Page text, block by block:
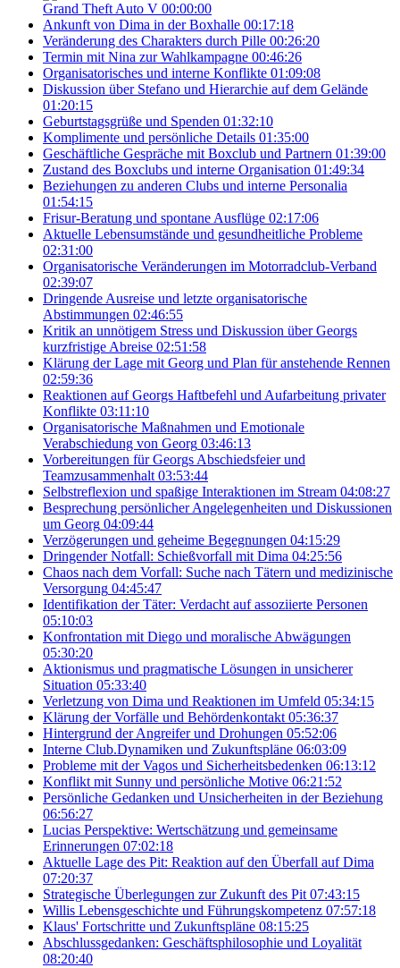
Grand Theft Auto V 00:00:00
Ankunft von Dima in der Boxhalle 00:17:18
Veränderung des Charakters durch Pille 00:26:20
Termin mit Nina zur Wahlkampagne 00:46:26
Organisatorisches und interne Konflikte 01:09:08
Diskussion über Stefano und Hierarchie auf dem Gelände
01:20:15
Geburtstagsgrüße und Spenden 01:32:10
Komplimente und persönliche Details 01:35:00
Geschäftliche Gespräche mit Boxclub und Partnern 01:39:00
Zustand des Boxclubs und interne Organisation 01:49:34
Beziehungen zu anderen Clubs und interne Personalia
01:54:15
Frisur-Beratung und spontane Ausflüge 02:17:06
Aktuelle Lebensumstände und gesundheitliche Probleme
02:31:00
Organisatorische Veränderungen im Motorradclub-Verband
02:39:07
Dringende Ausreise und letzte organisatorische
Abstimmungen 02:46:55
Kritik an unnötigem Stress und Diskussion über Georgs
kurzfristige Abreise 02:51:58
Klärung der Lage mit Georg und Plan für anstehende Rennen
02:59:36
Reaktionen auf Georgs Haftbefehl und Aufarbeitung privater
Konflikte 03:11:10
Organisatorische Maßnahmen und Emotionale
Verabschiedung von Georg 03:46:13
Vorbereitungen für Georgs Abschiedsfeier und
Teamzusammenhalt 03:53:44
Selbstreflexion und spaßige Interaktionen im Stream 04:08:27
Besprechung persönlicher Angelegenheiten und Diskussionen
um Georg 04:09:44
Verzögerungen und geheime Begegnungen 04:15:29
Dringender Notfall: Schießvorfall mit Dima 04:25:56
Chaos nach dem Vorfall: Suche nach Tätern und medizinische
Versorgung 04:45:47
Identifikation der Täter: Verdacht auf assoziierte Personen
05:10:03
Konfrontation mit Diego und moralische Abwägungen
05:30:20
Aktionismus und pragmatische Lösungen in unsicherer
Situation 05:33:40
Verletzung von Dima und Reaktionen im Umfeld 05:34:15
Klärung der Vorfälle und Behördenkontakt 05:36:37
Hintergrund der Angreifer und Drohungen 05:52:06
Interne Club.Dynamiken und Zukunftspläne 06:03:09
Probleme mit der Vagos und Sicherheitsbedenken 06:13:12
Konflikt mit Sunny und persönliche Motive 06:21:52
Persönliche Gedanken und Unsicherheiten in der Beziehung
06:56:27
Lucias Perspektive: Wertschätzung und gemeinsame
Erinnerungen 07:02:18
Aktuelle Lage des Pit: Reaktion auf den Überfall auf Dima
07:20:37
Strategische Überlegungen zur Zukunft des Pit 07:43:15
Willis Lebensgeschichte und Führungskompetenz 07:57:18
Klaus' Fortschritte und Zukunftspläne 08:15:25
Abschlussgedanken: Geschäftsphilosophie und Loyalität
08:20:40